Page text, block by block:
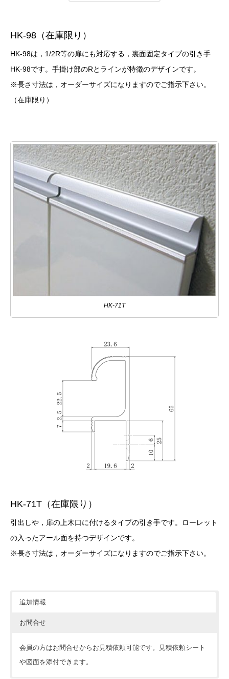
HK-98（在庫限り）
HK-98は，1/2R等の扉にも対応する，裏面固定タイプの引き手
HK-98です。手掛け部のRとラインが特徴のデザインです。
※長さ寸法は，オーダーサイズになりますのでご指示下さい。
（在庫限り）
HK-71T
HK-71T（在庫限り）
引出しや，扉の上木口に付けるタイプの引き手です。ローレット
の入ったアール面を持つデザインです。
※長さ寸法は，オーダーサイズになりますのでご指示下さい。
追加情報
お問合せ
会員の方はお問合せからお見積依頼可能です。見積依頼シート
や図面を添付できます。